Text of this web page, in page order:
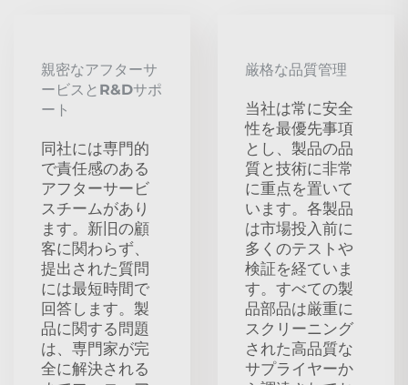
親密なアフターサ
ービスとR&Dサポ
ート
同社には専門的
で責任感のある
アフターサービ
スチームがあり
ます。新旧の顧
客に関わらず、
提出された質問
には最短時間で
回答します。製
品に関する問題
は、専門家が完
全に解決される
厳格な品質管理
当社は常に安全
性を最優先事項
とし、製品の品
質と技術に非常
に重点を置いて
います。各製品
は市場投入前に
多くのテストや
検証を経ていま
す。すべての製
品部品は厳重に
スクリーニング
された高品質な
サプライヤーか